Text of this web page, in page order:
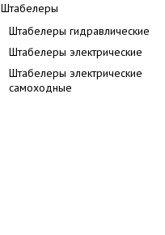
Штабелеры
Штабелеры гидравлические
Штабелеры электрические
Штабелеры электрические
самоходные